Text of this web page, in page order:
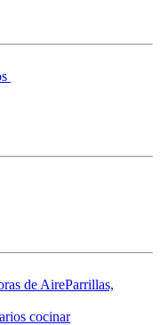
de AireParrillas,
cocinar